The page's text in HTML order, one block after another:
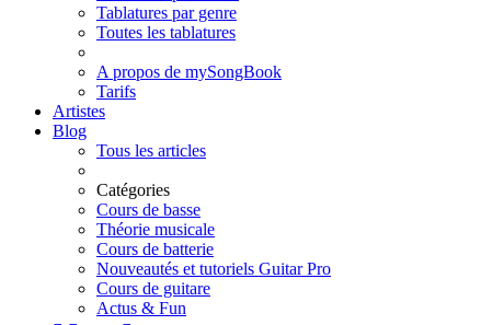
Tablatures par genre
Toutes les tablatures
A propos de mySongBook
Tarifs
Artistes
Blog
Tous les articles
Catégories
Cours de basse
Théorie musicale
Cours de batterie
Nouveautés et tutoriels Guitar Pro
Cours de guitare
Actus & Fun